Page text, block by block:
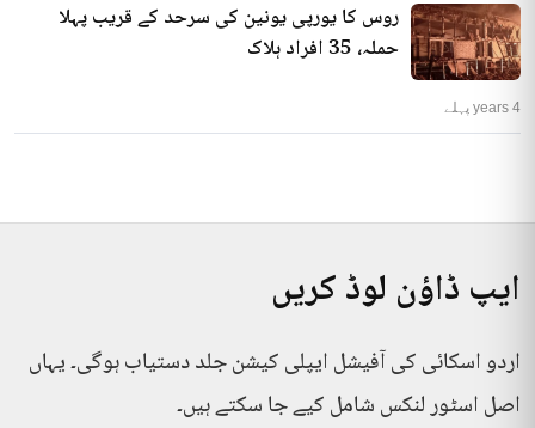
روس کا یورپی یونین کی سرحد کے قریب پہلا
حملہ، 35 افراد ہلاک
4 years پہلے
ایپ ڈاؤن لوڈ کریں
اردو اسکائی کی آفیشل ایپلی کیشن جلد دستیاب ہوگی۔ یہاں
اصل اسٹور لنکس شامل کیے جا سکتے ہیں۔